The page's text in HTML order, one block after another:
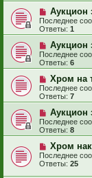
Аукцион
Последнее
Ответы: 1
Аукцион
Последнее
Ответы: 6
Хром на
Последнее
Ответы: 7
Аукцион
Последнее
Ответы: 8
Хром
Последнее
Ответы: 25